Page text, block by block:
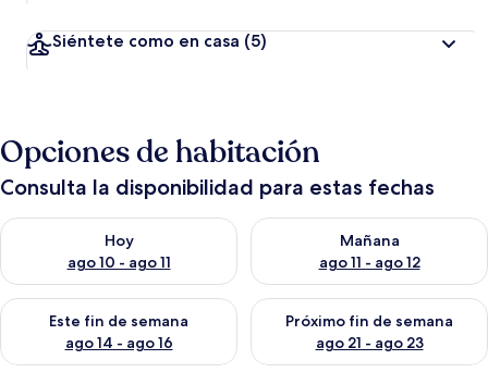
Siéntete como en casa (5)
Opciones de habitación
Consulta la disponibilidad para estas fechas
Hoy
ago 10 - ago 11
Consulta la disponibilidad para hoy ago 10 - ago 11
Mañana
ago 11 - ago 12
Consulta la disponibilidad
Este fin de semana
ago 14 - ago 16
Consulta la disponibilidad para este fin de semana ago 14 -
Próximo fin de semana
ago 21 - ago 23
Consulta la disponibilidad